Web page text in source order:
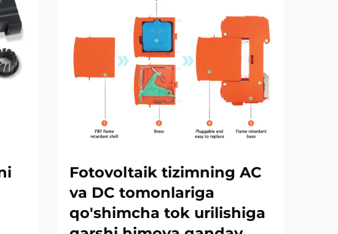
Fotovoltaik tizimning AC
va DC tomonlariga
qo'shimcha tok urilishiga